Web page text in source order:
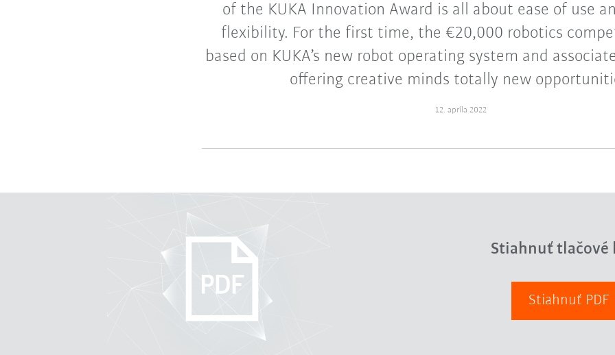
of the KUKA Innovation Award is all about ease of use
flexibility. For the first time, the €20,000 robotics
based on KUKA’s new robot operating system and
offering creative minds totally new
12. apríla 2022
Stiahnuť tlačové
Stiahnuť PDF